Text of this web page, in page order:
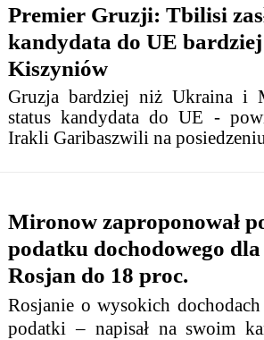
Premier Gruzji: Tbilisi
kandydata do UE
Kiszyniów
Gruzja bardziej niż Ukraina i
status kandydata do UE -
Irakli Garibaszwili na
Mironow zaproponował
podatku dochodowego
Rosjan do 18 proc.
Rosjanie o wysokich
podatki – napisał na swoim